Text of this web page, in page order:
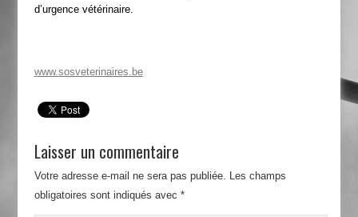
d’urgence vétérinaire.
www.sosveterinaires.be
Laisser un commentaire
Votre adresse e-mail ne sera pas publiée. Les champs
obligatoires sont indiqués avec *